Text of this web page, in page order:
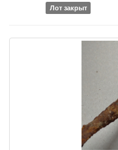
Лот закрыт